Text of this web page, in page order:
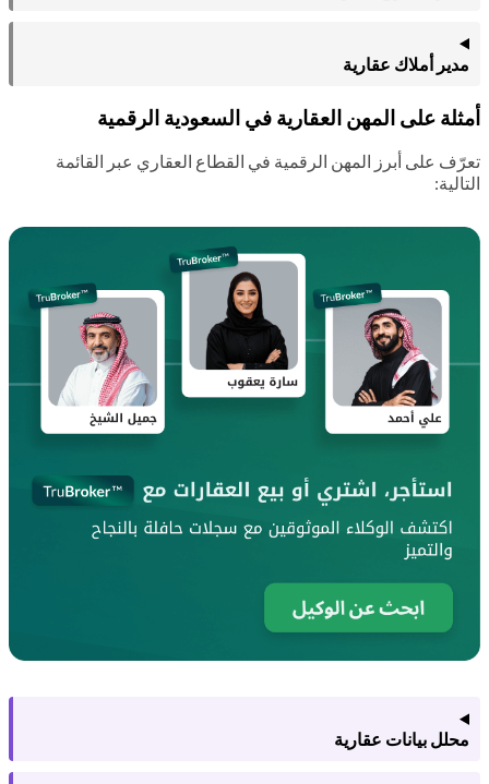
أملاك عقارية
على المهن العقارية في السعودية الرقمية
على أبرز المهن الرقمية في القطاع العقاري عبر القائمة
بيانات عقارية